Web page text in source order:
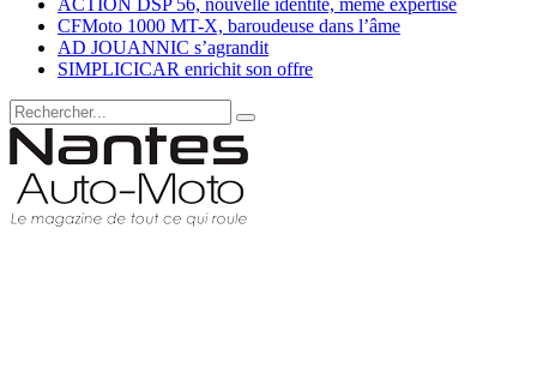
ACTION DSP 56, nouvelle identité, même expertise
CFMoto 1000 MT-X, baroudeuse dans l’âme
AD JOUANNIC s’agrandit
SIMPLICICAR enrichit son offre